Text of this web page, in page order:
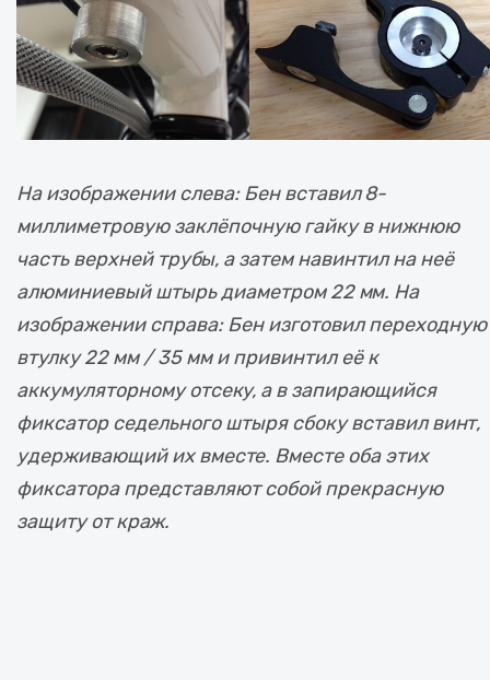
На изображении слева: Бен вставил 8-
миллиметровую заклёпочную гайку в нижнюю
часть верхней трубы, а затем навинтил на неё
алюминиевый штырь диаметром 22 мм. На
изображении справа: Бен изготовил переходную
втулку 22 мм / 35 мм и привинтил её к
аккумуляторному отсеку, а в запирающийся
фиксатор седельного штыря сбоку вставил винт,
удерживающий их вместе. Вместе оба этих
фиксатора представляют собой прекрасную
защиту от краж.